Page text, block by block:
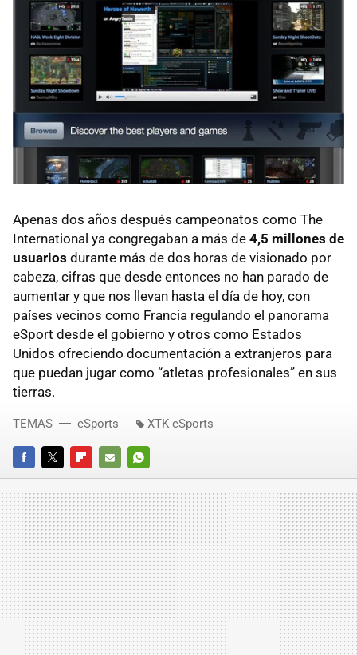
Apenas dos años después campeonatos como The
International ya congregaban a más de 4,5 millones de
usuarios durante más de dos horas de visionado por
cabeza, cifras que desde entonces no han parado de
aumentar y que nos llevan hasta el día de hoy, con
países vecinos como Francia regulando el panorama
eSport desde el gobierno y otros como Estados
Unidos ofreciendo documentación a extranjeros para
que puedan jugar como “atletas profesionales” en sus
tierras.
FACEBOOKTWITTERFLIPBOARD
E-
MAIL
WHATSAPP
TEMAS eSports XTK eSports